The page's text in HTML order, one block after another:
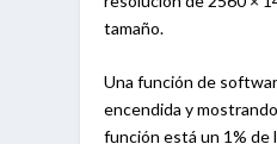
tamaño.
Una función de
encendida y
función está un 1% de